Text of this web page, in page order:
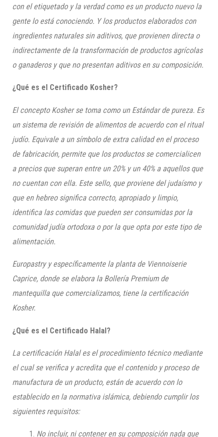
con el etiquetado y la verdad como es un producto nuevo la
gente lo está conociendo. Y los productos elaborados con
ingredientes naturales sin aditivos, que provienen directa o
indirectamente de la transformación de productos agrícolas
o ganaderos y que no presentan aditivos en su composición.
¿Qué es el Certificado Kosher?
El concepto Kosherse toma como un Estándar de pureza. Es
un sistema de revisión de alimentos de acuerdo con el ritual
judío. Equivale a un símbolo de extra calidad en el proceso
de fabricación, permite que los productos se comercialicen
a precios que superan entre un 20% y un 40% a aquellos que
no cuentan con ella. Este sello, que proviene del judaísmo y
que en hebreo significa correcto, apropiado y limpio,
identifica las comidas que pueden ser consumidas por la
comunidad judía ortodoxa o por la que opta por este tipo de
alimentación.
Europastryy específicamente la planta de Viennoiserie
Caprice, donde se elabora la Bollería Premium de
mantequilla que comercializamos, tiene la certificación
Kosher.
¿Qué es el Certificado Halal?
La certificación Halales el procedimiento técnico mediante
el cual se verifica y acredita que el contenido y proceso de
manufactura de un producto, están de acuerdo con lo
establecido en la normativa islámica, debiendo cumplir los
siguientes requisitos:
No incluir, ni contener en su composición nada que